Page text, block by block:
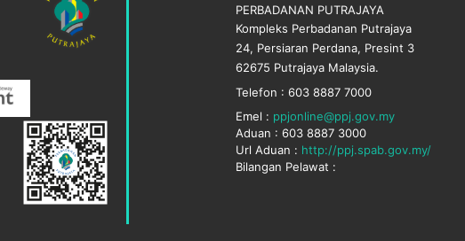
PERBADANAN PUTRAJAYA
Kompleks Perbadanan Putrajaya
24, Persiaran Perdana, Presint 3
62675 Putrajaya Malaysia.
Telefon : 603 8887 7000
Emel : ppjonline@ppj.gov.my
Aduan : 603 8887 3000
Url Aduan : http://ppj.spab.gov.my/
Bilangan Pelawat :